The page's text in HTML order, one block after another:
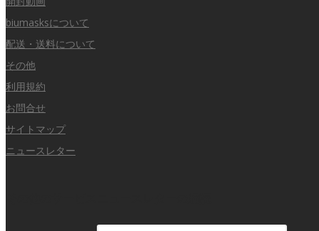
biumasksについて
配送・送料について
その他
利用規約
お問合せ
サイトマップ
ニュースレター